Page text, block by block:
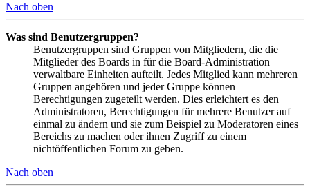
Nach oben
Was sind Benutzergruppen?
Benutzergruppen sind Gruppen von Mitgliedern, die die
Mitglieder des Boards in für die Board-Administration
verwaltbare Einheiten aufteilt. Jedes Mitglied kann mehreren
Gruppen angehören und jeder Gruppe können
Berechtigungen zugeteilt werden. Dies erleichtert es den
Administratoren, Berechtigungen für mehrere Benutzer auf
einmal zu ändern und sie zum Beispiel zu Moderatoren eines
Bereichs zu machen oder ihnen Zugriff zu einem
nichtöffentlichen Forum zu geben.
Nach oben